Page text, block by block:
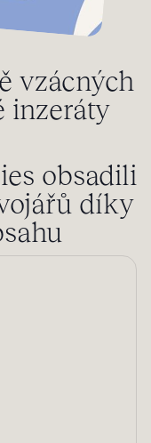
vzácných
inzeráty
obsadili
díky